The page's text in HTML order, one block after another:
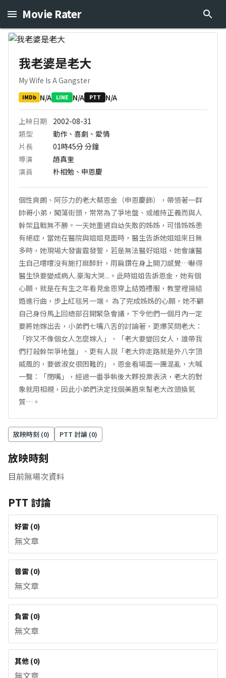
Movie Rater
我老婆是老大
My Wife Is A Gangster
IMDb N/A LINE N/A PTT N/A
上映日期
2002-08-31
類型
動作、喜劇、愛情
片長
01時45分分鐘
導演
趙真奎
演員
朴相勉、申恩慶
個性爽朗、阿莎力的老大蔡恩金（申恩慶飾），帶領著一群
帥哥小弟，闖蕩街頭，常常為了爭地盤、或維持正義而與人
幹架且戰無不勝。一天她重遇自幼失散的姊姊，可惜姊姊患
有絕症，當她在醫院與姐姐見面時，醫生告訴她姐姐來日無
多時，她現場大發雷霆發誓，若是無法醫好姐姐，她會讓醫
生自己嚐嚐沒有施打麻醉針，用扁鑽在身上開刀感覺…嚇得
醫生快要變成病人.豪淘大哭...。此時姐姐告訴恩金，她有個
心願，就是在有生之年看見金恩穿上結婚禮服，教堂裡揚結
婚進行曲，步上紅毯另一端。 為了完成姊姊的心願，她不顧
自己身份馬上回總部召開緊急會議，下令他們一個月內一定
要將她嫁出去，小弟們七嘴八舌的討論著，更爆笑問老大：
「妳又不像個女人怎麼嫁人」、「老大要變回女人，誰帶我
們打殺幹架爭地盤」、更有人說「老大妳走路就是外八字頂
威風的，要做淑女很困難的」，恩金看場面一團混亂，大喊
一聲：「閉嘴」，經過一番爭執後大夥投票表決，老大的對
象就用相親，因此小弟們決定找個美眉來幫老大改頭換氣
質…。
放映時刻 (0) PTT 討論 (0)
放映時刻
目前無場次資料
PTT 討論
好雷 (0)
無文章
普雷 (0)
無文章
負雷 (0)
無文章
其他 (0)